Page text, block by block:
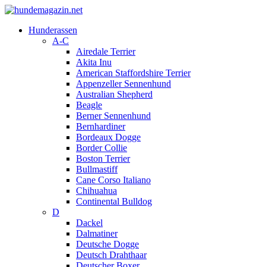
Hunderassen
A-C
Airedale Terrier
Akita Inu
American Staffordshire Terrier
Appenzeller Sennenhund
Australian Shepherd
Beagle
Berner Sennenhund
Bernhardiner
Bordeaux Dogge
Border Collie
Boston Terrier
Bullmastiff
Cane Corso Italiano
Chihuahua
Continental Bulldog
D
Dackel
Dalmatiner
Deutsche Dogge
Deutsch Drahthaar